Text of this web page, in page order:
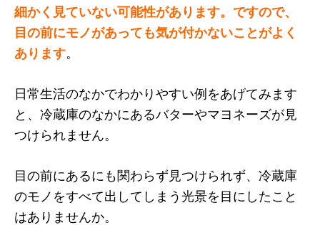
細かく見ていない可能性があります。ですので、
目の前にモノがあっても気が付かないことがよく
あります。
日常生活のなかでわかりやすい例をあげてみます
と、冷蔵庫のなかにあるバターやマヨネーズが見
つけられません。
目の前にあるにも関わらず見つけられず、冷蔵庫
のモノをすべて出してしまう光景を目にしたこと
はありませんか。